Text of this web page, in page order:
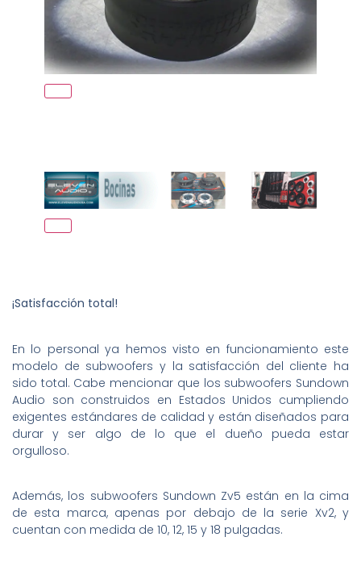
¡Satisfacción total!
En lo personal ya hemos visto en funcionamiento este
modelo de subwoofers y la satisfacción del cliente ha
sido total. Cabe mencionar que los subwoofers Sundown
Audio son construidos en Estados Unidos cumpliendo
exigentes estándares de calidad y están diseñados para
durar y ser algo de lo que el dueño pueda estar
orgulloso.
Además, los subwoofers Sundown Zv5 están en la cima
de esta marca, apenas por debajo de la serie Xv2, y
cuentan con medida de 10, 12, 15 y 18 pulgadas.